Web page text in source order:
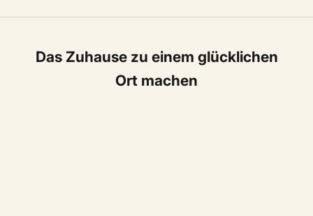
Das Zuhause zu einem glücklichen
Ort machen